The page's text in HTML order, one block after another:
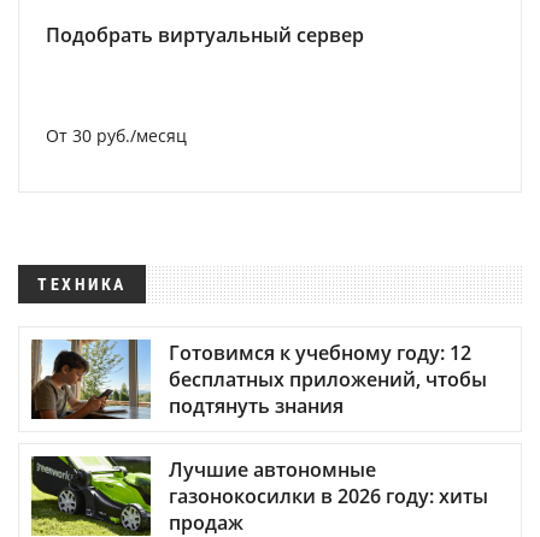
Подобрать виртуальный сервер
От 30 руб./месяц
ТЕХНИКА
Готовимся к учебному году: 12
бесплатных приложений, чтобы
подтянуть знания
Лучшие автономные
газонокосилки в 2026 году: хиты
продаж